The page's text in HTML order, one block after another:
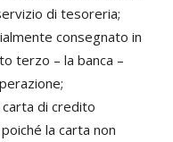
di tesoreria;
consegnato in
terzo – la banca –
di credito
la carta non